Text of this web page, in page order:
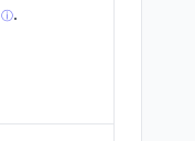
ⓘ.